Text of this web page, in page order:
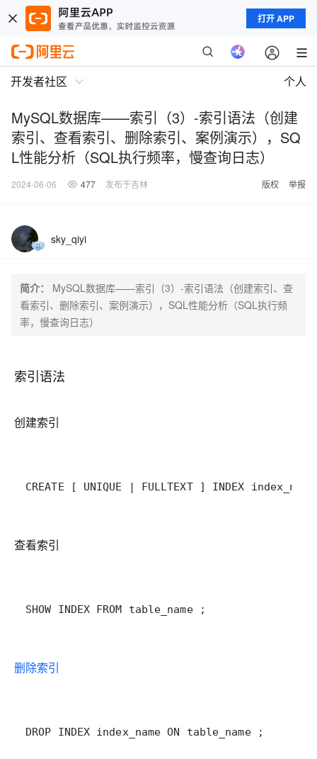
打开 APP
开发者社区 个人
MySQL数据库——索引（3）-索引语法（创建
索引、查看索引、删除索引、案例演示），SQ
L性能分析（SQL执行频率，慢查询日志）
2024-06-06 477 发布于吉林 版权 举报
sky_qiyi
简介：
MySQL数据库——索引（3）-索引语法（创建索引、查
看索引、删除索引、案例演示），SQL性能分析（SQL执行频
率，慢查询日志）
索引语法
创建索引
CREATE [ UNIQUE | FULLTEXT ] INDEX
查看索引
SHOW INDEX FROM table_name ;
删除索引
DROP INDEX index_name ON table_name ;